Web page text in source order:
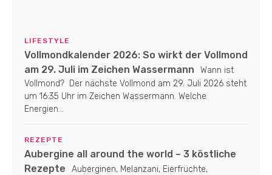
LIFESTYLE
Vollmondkalender 2026: So wirkt der Vollmond
am 29. Juli im Zeichen Wassermann
Wann ist
Vollmond? Der nächste Vollmond am 29. Juli 2026 steht
um 16:35 Uhr im Zeichen Wassermann. Welche
Energien...
REZEPTE
Aubergine all around the world – 3 köstliche
Rezepte
Auberginen, Melanzani, Eierfrüchte,